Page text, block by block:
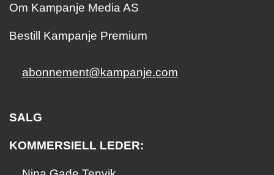
Om Kampanje Media AS
Bestill Kampanje Premium
abonnement@kampanje.com
SALG
KOMMERSIELL LEDER: